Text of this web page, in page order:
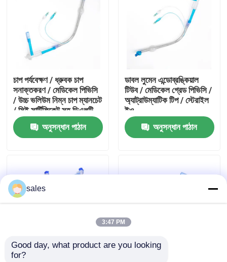
VR প্রদর্শন
কারখানা ভ্রমণ
মান নিয়ন্ত্রণ
উদ্ধৃতির জন্য আবেদন
ল্যারিঞ্জিয়াল মাস্ক এয়ারওয়ে
চাপ পর্যবেক্ষণ / ধ্রুবক চাপ
সনাক্তকরণ / মেডিকেল পিভিসি
/ উচ্চ ভলিউম নিম্ন চাপ ম্যানচেট
/ সিই সার্টিফিকেট সহ ডিএলটি
অনুসন্ধান পাঠান
ডাবল লুমেন এন্ডোব্রঙ্কিয়াল
টিউব / মেডিকেল গ্রেড পিভিসি /
অ্যাট্রাউম্যাটিক টিপ / স্টেরাইল
ইও
অনুসন্ধান পাঠান
উদ্ভাবন পেটেন্টযুক্ত সমন্বিত
sales
3:47 PM
Good day, what product are you looking
for?